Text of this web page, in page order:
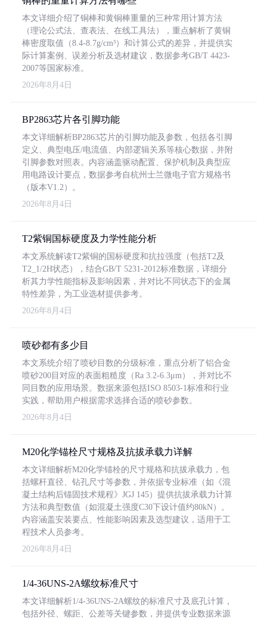
本文详细介绍了铜棒和黄铜棒重量的三种常用计算方法
（理论公式法、查表法、在线工具法），重点解析了黄铜
棒密度取值（8.4-8.7g/cm³）和计算公式的差异，并提供实
际计算案例、误差分析及选材建议，数据参考GB/T 4423-
2007等国家标准。
2026年8月4日
BP2863芯片各引脚功能
本文详细解析BP2863芯片的引脚功能及参数，包括各引脚
定义、典型电压/电流值、内部逻辑关系等核心数据，并附
引脚参数对照表。内容涵盖驱动配置、保护机制及典型应
用电路设计要点，数据参考自杭州士兰微电子官方规格书
（版本V1.2）。
2026年8月4日
T2紫铜国标硬度及力学性能分析
本文系统解读T2紫铜的国标硬度和抗拉强度（包括T2及
T2_1/2H状态），结合GB/T 5231-2012标准数据，详细分
析其力学性能指标及影响因素，并对比不同状态下的金属
特性差异，为工业选材提供参考。
2026年8月4日
喷砂都有多少目
本文系统介绍了喷砂目数的分级标准，重点分析了铝合金
喷砂200目对应的表面粗糙度（Ra 3.2-6.3μm），并对比不
同目数的应用场景。数据来源包括ISO 8503-1标准和行业
实践，帮助用户根据需求选择合适的喷砂参数。
2026年8月4日
M20化学锚栓尺寸规格及抗拔承载力详解
本文详细解析M20化学锚栓的尺寸规格和抗拔承载力，包
括螺杆直径、钻孔尺寸等参数，并依据专业标准（如《混
凝土结构后锚固技术规程》JGJ 145）提供抗拔承载力计算
方法和典型数值（如混凝土强度C30下设计值约80kN）。
内容涵盖安装要点、性能影响因素及选型建议，适用于工
程技术人员参考。
2026年8月4日
1/4-36UNS-2A螺纹标准尺寸
本文详细解析1/4-36UNS-2A螺纹的标准尺寸及底孔计算，
包括外径、螺距、公差等关键参数，并提供专业数据来源